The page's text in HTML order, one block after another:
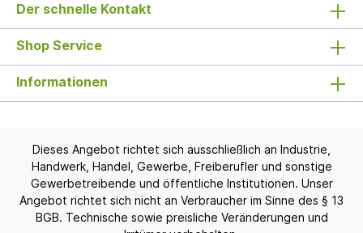
Der schnelle Kontakt
Shop Service
Informationen
Dieses Angebot richtet sich ausschließlich an Industrie,
Handwerk, Handel, Gewerbe, Freiberufler und sonstige
Gewerbetreibende und öffentliche Institutionen. Unser
Angebot richtet sich nicht an Verbraucher im Sinne des § 13
BGB. Technische sowie preisliche Veränderungen und